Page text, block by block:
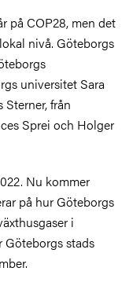
på COP28, men det
nivå. Göteborgs
universitet Sara
från
Sprei och Holger
Nu kommer
på hur Göteborgs
i
Göteborgs stads